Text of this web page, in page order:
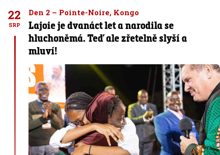
22
SRP
Den 2 – Pointe-Noire, Kongo
Lajoie je dvanáct let a narodila se
hluchoněmá. Teď ale zřetelně slyší a
mluví!